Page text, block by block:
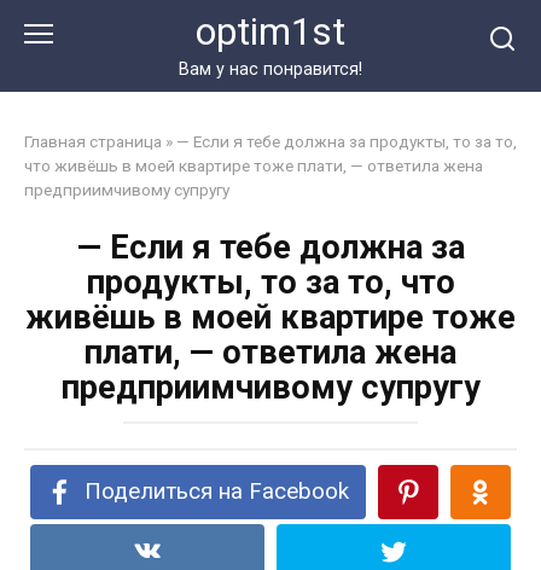
optim1st
Вам у нас понравится!
Главная страница » — Если я тебе должна за продукты, то за то,
что живёшь в моей квартире тоже плати, — ответила жена
предприимчивому супругу
— Если я тебе должна за
продукты, то за то, что
живёшь в моей квартире тоже
плати, — ответила жена
предприимчивому супругу
Поделиться на Facebook